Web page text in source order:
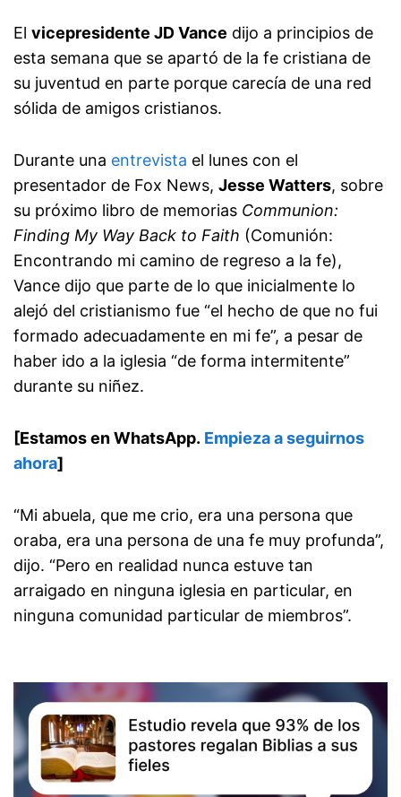
El vicepresidente JD Vance dijo a principios de
esta semana que se apartó de la fe cristiana de
su juventud en parte porque carecía de una red
sólida de amigos cristianos.
Durante una entrevista el lunes con el
presentador de Fox News, Jesse Watters, sobre
su próximo libro de memorias Communion:
Finding My Way Back to Faith (Comunión:
Encontrando mi camino de regreso a la fe),
Vance dijo que parte de lo que inicialmente lo
alejó del cristianismo fue “el hecho de que no fui
formado adecuadamente en mi fe”, a pesar de
haber ido a la iglesia “de forma intermitente”
durante su niñez.
[Estamos en WhatsApp. Empieza a seguirnos
ahora]
“Mi abuela, que me crio, era una persona que
oraba, era una persona de una fe muy profunda”,
dijo. “Pero en realidad nunca estuve tan
arraigado en ninguna iglesia en particular, en
ninguna comunidad particular de miembros”.